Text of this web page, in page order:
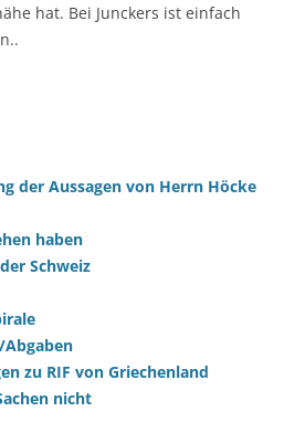
hat. Bei Junckers ist einfach
der Aussagen von Herrn Höcke
haben
Schweiz
Abgaben
zu RIF von Griechenland
nicht